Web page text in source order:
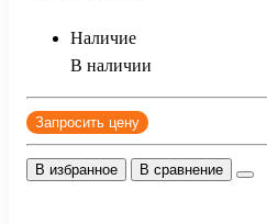
Наличие
В наличии
Запросить цену
В избранное В сравнение